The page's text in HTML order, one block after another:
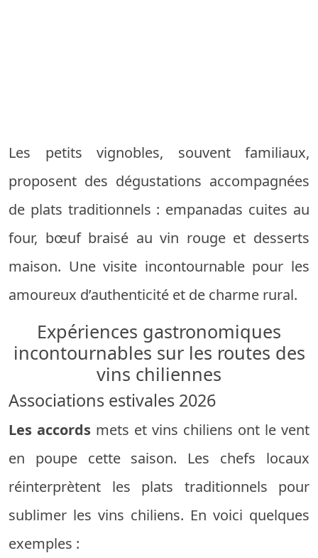
Les petits vignobles, souvent familiaux,
proposent des dégustations accompagnées
de plats traditionnels : empanadas cuites au
four, bœuf braisé au vin rouge et desserts
maison. Une visite incontournable pour les
amoureux d’authenticité et de charme rural.
Expériences gastronomiques
incontournables sur les routes des
vins chiliennes
Associations estivales 2026
Les accords mets et vins chiliens ont le vent
en poupe cette saison. Les chefs locaux
réinterprètent les plats traditionnels pour
sublimer les vins chiliens. En voici quelques
exemples :